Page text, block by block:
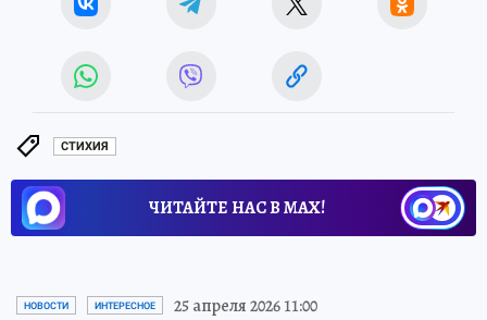
СТИХИЯ
ЧИТАЙТЕ НАС В МАХ!
НОВОСТИ ИНТЕРЕСНОЕ 25 апреля 2026 11:00